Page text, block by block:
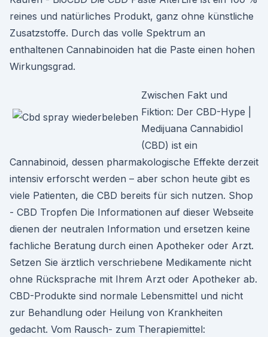
reines und natürliches Produkt, ganz ohne künstliche
Zusatzstoffe. Durch das volle Spektrum an
enthaltenen Cannabinoiden hat die Paste einen hohen
Wirkungsgrad.
Zwischen Fakt und
Fiktion: Der CBD-Hype |
Medijuana Cannabidiol
(CBD) ist ein
Cannabinoid, dessen pharmakologische Effekte derzeit
intensiv erforscht werden – aber schon heute gibt es
viele Patienten, die CBD bereits für sich nutzen. Shop
- CBD Tropfen Die Informationen auf dieser Webseite
dienen der neutralen Information und ersetzen keine
fachliche Beratung durch einen Apotheker oder Arzt.
Setzen Sie ärztlich verschriebene Medikamente nicht
ohne Rücksprache mit Ihrem Arzt oder Apotheker ab.
CBD-Produkte sind normale Lebensmittel und nicht
zur Behandlung oder Heilung von Krankheiten
gedacht. Vom Rausch- zum Therapiemittel: